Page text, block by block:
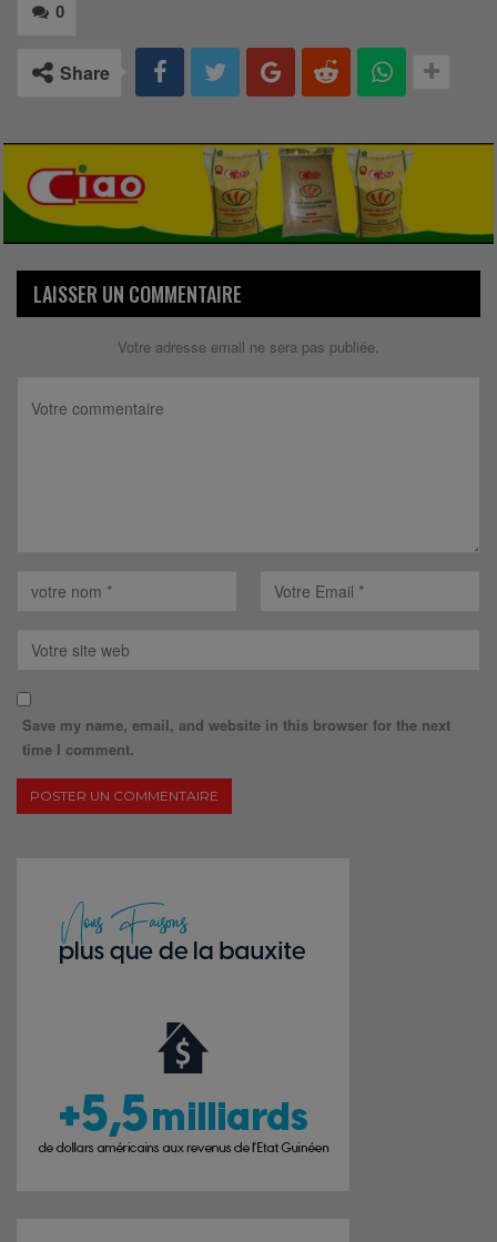
0
Share
LAISSER UN COMMENTAIRE
Votre adresse email ne sera pas publiée.
Save my name, email, and website in this browser for the next
time I comment.